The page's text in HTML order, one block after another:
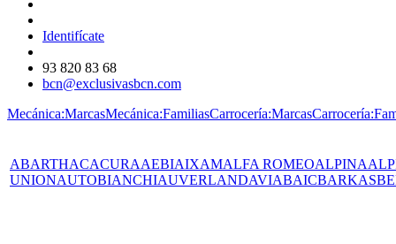
Identifícate
93 820 83 68
bcn@exclusivasbcn.com
Mecánica:MarcasMecánica:FamiliasCarrocería:Marcas
ABARTHACACURAAEBIAIXAMALFA ROMEOALPINA
UNIONAUTOBIANCHIAUVERLANDAVIABAICBARKAS